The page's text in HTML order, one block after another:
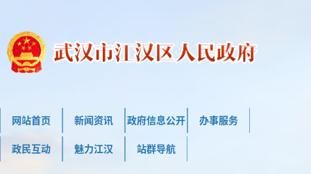
网站首页 新闻资讯 政府信息公开 办事服务
政民互动 魅力江汉 站群导航